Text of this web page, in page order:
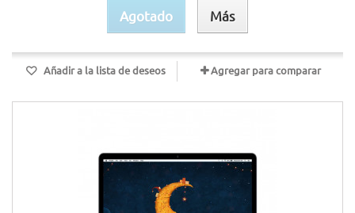
Agotado Más
Añadir a la lista de deseos Agregar para comparar